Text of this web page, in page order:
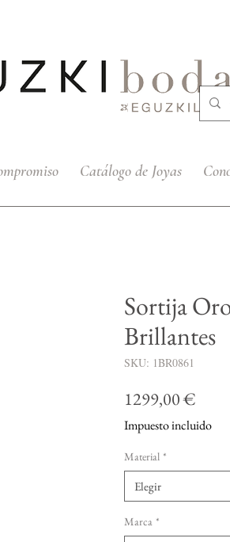
Catálogo de Joyas
Sortija
Brillantes
SKU: 1BR0861
1299,00 €
Impuesto incluido
Material *
Elegir
Marca *